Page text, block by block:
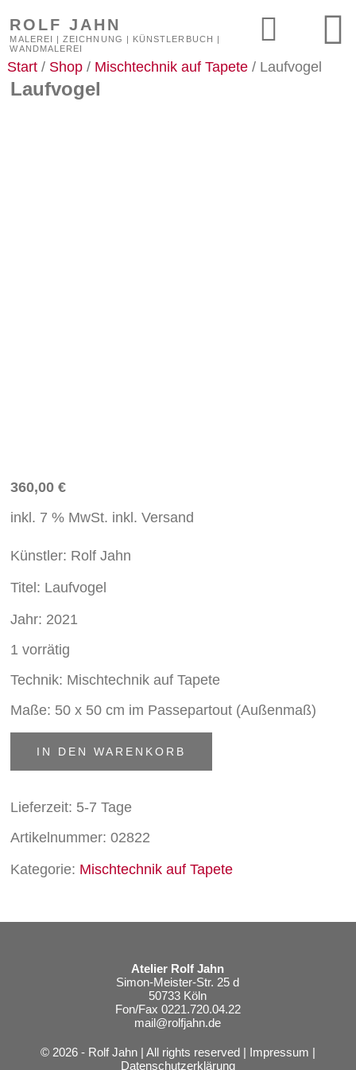
ROLF JAHN
MALEREI | ZEICHNUNG | KÜNSTLERBUCH |
WANDMALEREI
Start/ Shop/ Mischtechnik auf Tapete/ Laufvogel
Laufvogel
360,00€
inkl. 7 % MwSt. inkl. Versand
Künstler: Rolf Jahn
Titel: Laufvogel
Jahr: 2021
1 vorrätig
Technik: Mischtechnik auf Tapete
Maße: 50 x 50 cm im Passepartout (Außenmaß)
MengeIN DEN WARENKORB
Lieferzeit: 5-7 Tage
Artikelnummer:02822
Kategorie: Mischtechnik auf Tapete
Atelier Rolf Jahn
Simon-Meister-Str. 25 d
50733 Köln
Fon/Fax 0221.720.04.22
mail@rolfjahn.de
© 2026 - Rolf Jahn | All rights reserved | Impressum |
Datenschutzerklärung